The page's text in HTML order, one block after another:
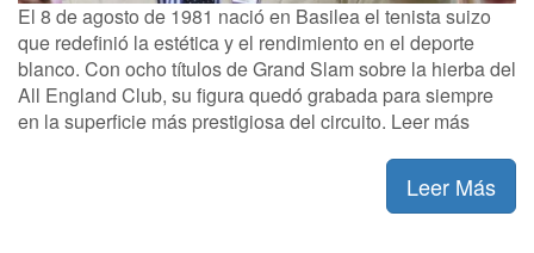
El 8 de agosto de 1981 nació en Basilea el tenista suizo
que redefinió la estética y el rendimiento en el deporte
blanco. Con ocho títulos de Grand Slam sobre la hierba del
All England Club, su figura quedó grabada para siempre
en la superficie más prestigiosa del circuito. Leer más
Leer Más